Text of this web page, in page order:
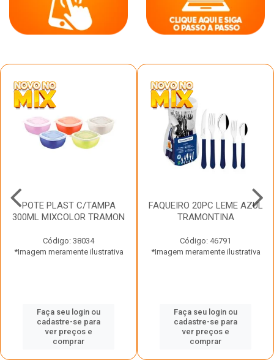
POTE PLAST C/TAMPA
300ML MIXCOLOR TRAMON
Código: 38034
*Imagem meramente ilustrativa
Faça seu login ou
cadastre-se para
ver preços e
comprar
FAQUEIRO 20PC LEME AZUL
TRAMONTINA
Código: 46791
*Imagem meramente ilustrativa
Faça seu login ou
cadastre-se para
ver preços e
comprar